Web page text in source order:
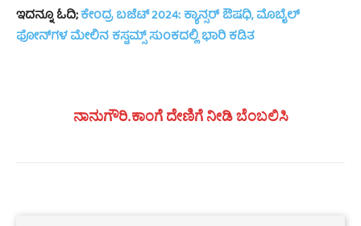
ಇದನ್ನೂ ಓದಿ;ಕೇಂದ್ರ ಬಜೆಟ್ 2024: ಕ್ಯಾನ್ಸರ್ ಔಷಧಿ, ಮೊಬೈಲ್
ಫೋನ್‌ಗಳ ಮೇಲಿನ ಕಸ್ಟಮ್ಸ್ ಸುಂಕದಲ್ಲಿ ಭಾರಿ ಕಡಿತ
ನಾನುಗೌರಿ.ಕಾಂಗೆ ದೇಣಿಗೆ ನೀಡಿ ಬೆಂಬಲಿಸಿ